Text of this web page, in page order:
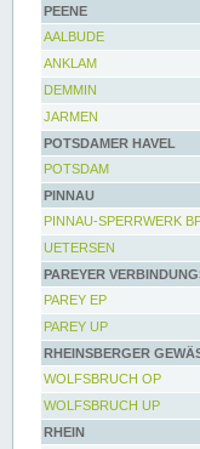
PEENE
AALBUDE
ANKLAM
DEMMIN
JARMEN
POTSDAMER HAVEL
POTSDAM
PINNAU
PINNAU-SPERRWERK
UETERSEN
PAREYER
PAREY EP
PAREY UP
RHEINSBERGER
WOLFSBRUCH OP
WOLFSBRUCH UP
RHEIN